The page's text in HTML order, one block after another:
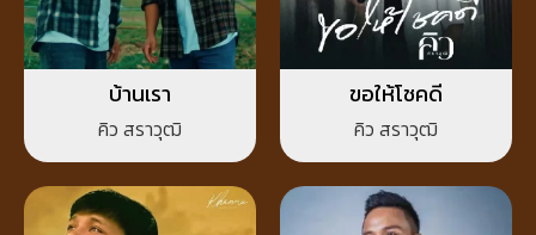
บ้านเรา
คิว สราวุฒิ
ขอให้โชคดี
คิว สราวุฒิ